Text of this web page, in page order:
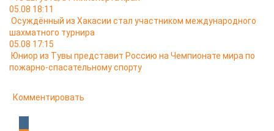
05.08 18:11
Осуждённый из Хакасии стал участником международного
шахматного турнира
05.08 17:15
Юниор из Тувы представит Россию на Чемпионате мира по
пожарно-спасательному спорту
Комментировать